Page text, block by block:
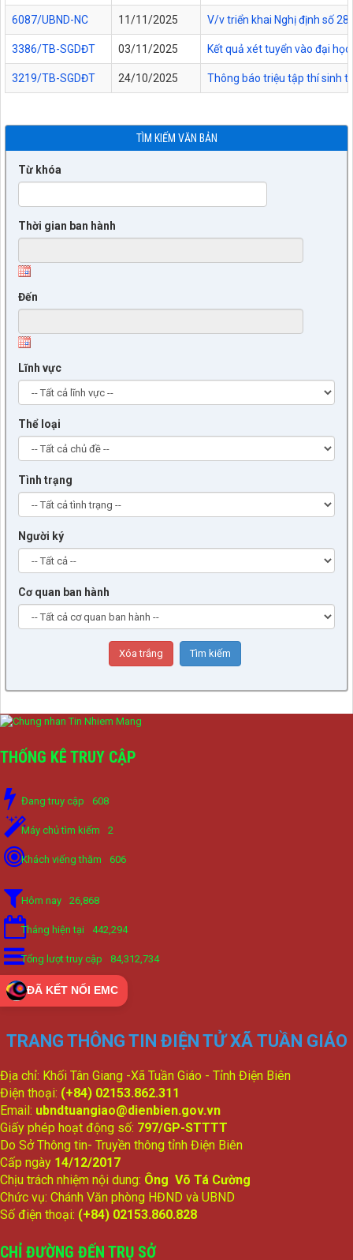
6087/UBND-NC 11/11/2025 V/v triển khai Nghị định số
3386/TB-SGDĐT 03/11/2025 Kết quả xét tuyển vào đại
3219/TB-SGDĐT 24/10/2025 Thông báo triệu tập thí sinh
TÌM KIẾM VĂN BẢN
Từ khóa
Thời gian ban hành
Đến
Lĩnh vực
Thể loại
Tình trạng
Người ký
Cơ quan ban hành
THỐNG KÊ TRUY CẬP
Đang truy cập 608
Máy chủ tìm kiếm 2
Khách viếng thăm 606
Hôm nay 26,868
Tháng hiện tại 442,294
Tổng lượt truy cập 84,312,734
ĐÃ KẾT NỐI EMC
TRANG THÔNG TIN ĐIỆN TỬ XÃ TUẦN GIÁO
Địa chỉ: Khối Tân Giang -Xã Tuần Giáo - Tỉnh Điện Biên
Điện thoại: (+84) 02153.862.311
Email: ubndtuangiao@dienbien.gov.vn
Giấy phép hoạt động số: 797/GP-STTTT
Do Sở Thông tin- Truyền thông tỉnh Điện Biên
Cấp ngày 14/12/2017
Chịu trách nhiệm nội dung: Ông Võ Tá Cường
Chức vụ: Chánh Văn phòng HĐND và UBND
Số điện thoại: (+84) 02153.860.828
CHỈ ĐƯỜNG ĐẾN TRỤ SỞ